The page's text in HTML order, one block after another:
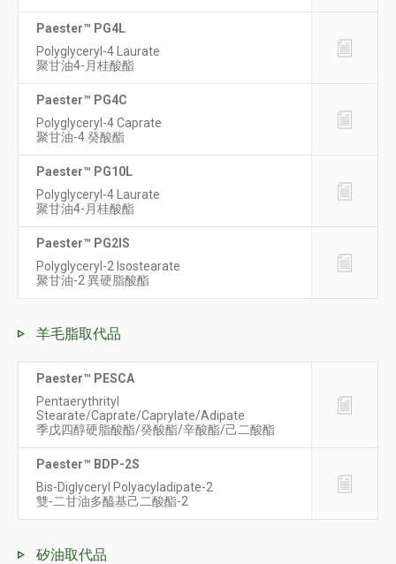
Paester™ PG4L
Polyglyceryl-4 Laurate
聚甘油4-月桂酸酯
Paester™ PG4C
Polyglyceryl-4 Caprate
聚甘油-4 癸酸酯
Paester™ PG10L
Polyglyceryl-4 Laurate
聚甘油4-月桂酸酯
Paester™ PG2IS
Polyglyceryl-2 Isostearate
聚甘油-2 異硬脂酸酯
羊毛脂取代品
Paester™ PESCA
Pentaerythrityl
Stearate/Caprate/Caprylate/Adipate
季戊四醇硬脂酸酯/癸酸酯/辛酸酯/己二酸酯
Paester™ BDP-2S
Bis-Diglyceryl Polyacyladipate-2
雙-二甘油多醯基己二酸酯-2
矽油取代品